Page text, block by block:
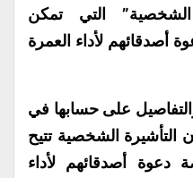
الشخصية” التي تمكن
أصدقائهم لأداء العمرة
على حسابها في
التأشيرة الشخصية تتيح
دعوة أصدقائهم لأداء